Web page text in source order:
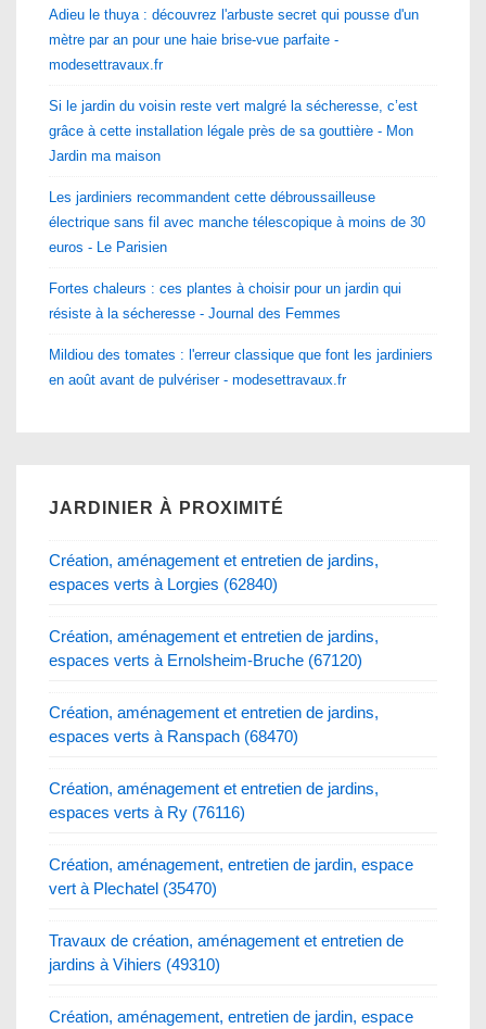
Adieu le thuya : découvrez l'arbuste secret qui pousse d'un
mètre par an pour une haie brise-vue parfaite -
modesettravaux.fr
Si le jardin du voisin reste vert malgré la sécheresse, c’est
grâce à cette installation légale près de sa gouttière - Mon
Jardin ma maison
Les jardiniers recommandent cette débroussailleuse
électrique sans fil avec manche télescopique à moins de 30
euros - Le Parisien
Fortes chaleurs : ces plantes à choisir pour un jardin qui
résiste à la sécheresse - Journal des Femmes
Mildiou des tomates : l'erreur classique que font les jardiniers
en août avant de pulvériser - modesettravaux.fr
JARDINIER À PROXIMITÉ
Création, aménagement et entretien de jardins,
espaces verts à Lorgies (62840)
Création, aménagement et entretien de jardins,
espaces verts à Ernolsheim-Bruche (67120)
Création, aménagement et entretien de jardins,
espaces verts à Ranspach (68470)
Création, aménagement et entretien de jardins,
espaces verts à Ry (76116)
Création, aménagement, entretien de jardin, espace
vert à Plechatel (35470)
Travaux de création, aménagement et entretien de
jardins à Vihiers (49310)
Création, aménagement, entretien de jardin, espace